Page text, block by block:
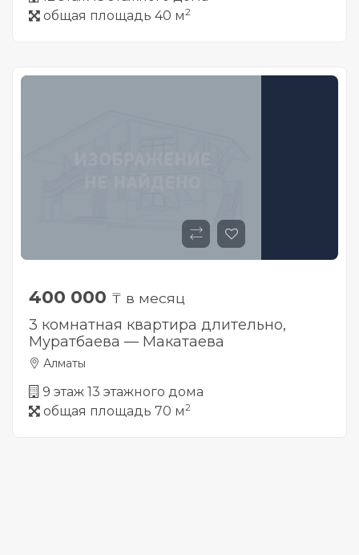
общая площадь 40 м2
400 000 ₸ в месяц
3 комнатная квартира длительно,
Муратбаева — Макатаева
Алматы
9 этаж 13 этажного дома
общая площадь 70 м2